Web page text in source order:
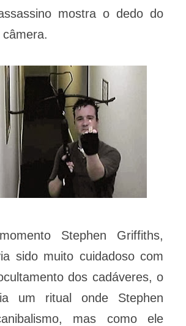
mostra o dedo do
Stephen Griffiths,
sido muito cuidadoso com
dos cadáveres, o
um ritual onde Stephen
mas como ele